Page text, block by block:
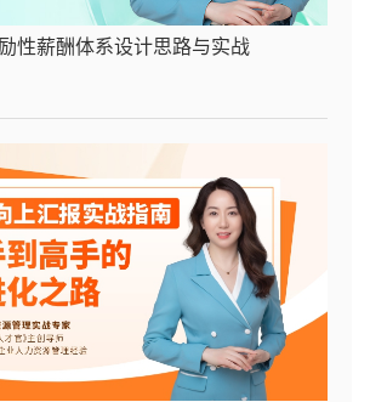
性薪酬体系设计思路与实战